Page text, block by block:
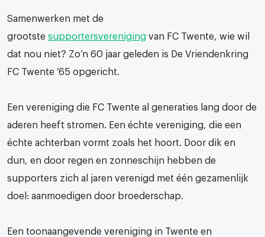
Samenwerken met de
grootste supportersvereniging van FC Twente, wie wil
dat nou niet? Zo’n 60 jaar geleden is De Vriendenkring
FC Twente ’65 opgericht.
Een vereniging die FC Twente al generaties lang door de
aderen heeft stromen. Een échte vereniging, die een
échte achterban vormt zoals het hoort. Door dik en
dun, en door regen en zonneschijn hebben de
supporters zich al jaren verenigd met één gezamenlijk
doel: aanmoedigen door broederschap.
Een toonaangevende vereniging in Twente en